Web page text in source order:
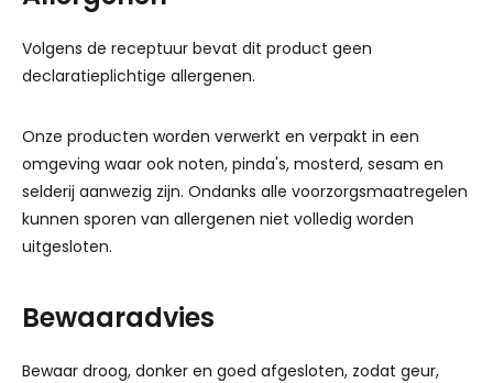
Volgens de receptuur bevat dit product geen
declaratieplichtige allergenen.
Onze producten worden verwerkt en verpakt in een
omgeving waar ook noten, pinda's, mosterd, sesam en
selderij aanwezig zijn. Ondanks alle voorzorgsmaatregelen
kunnen sporen van allergenen niet volledig worden
uitgesloten.
Bewaaradvies
Bewaar droog, donker en goed afgesloten, zodat geur,